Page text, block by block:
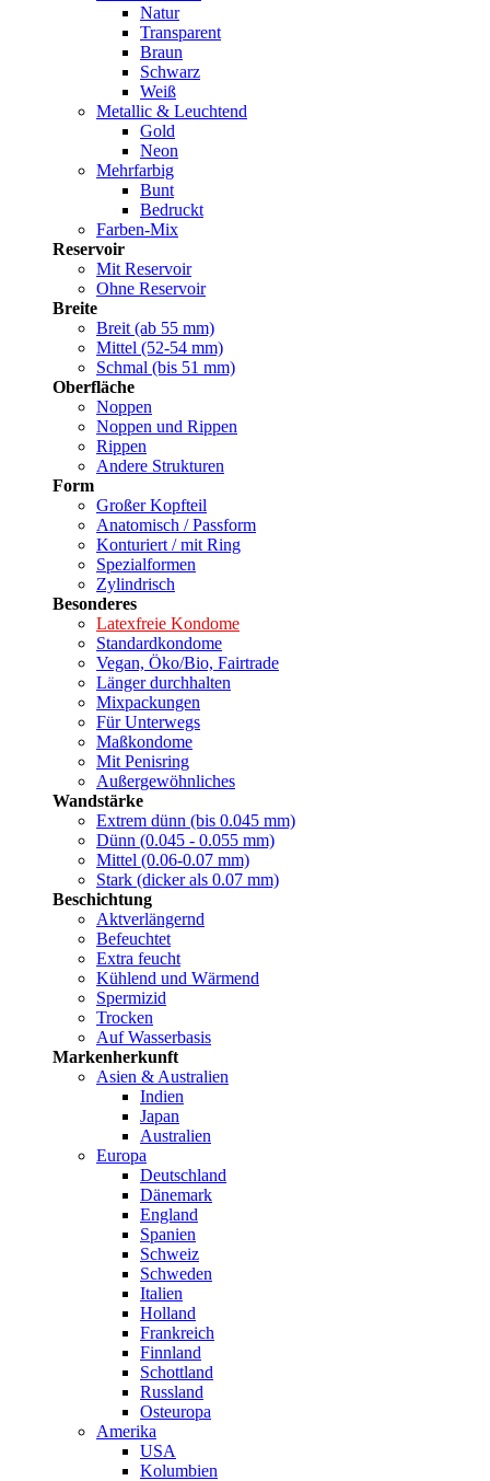
Natur
Transparent
Braun
Schwarz
Weiß
Metallic & Leuchtend
Gold
Neon
Mehrfarbig
Bunt
Bedruckt
Farben-Mix
Reservoir
Mit Reservoir
Ohne Reservoir
Breite
Breit (ab 55 mm)
Mittel (52-54 mm)
Schmal (bis 51 mm)
Oberfläche
Noppen
Noppen und Rippen
Rippen
Andere Strukturen
Form
Großer Kopfteil
Anatomisch / Passform
Konturiert / mit Ring
Spezialformen
Zylindrisch
Besonderes
Latexfreie Kondome
Standardkondome
Vegan, Öko/Bio, Fairtrade
Länger durchhalten
Mixpackungen
Für Unterwegs
Maßkondome
Mit Penisring
Außergewöhnliches
Wandstärke
Extrem dünn (bis 0.045 mm)
Dünn (0.045 - 0.055 mm)
Mittel (0.06-0.07 mm)
Stark (dicker als 0.07 mm)
Beschichtung
Aktverlängernd
Befeuchtet
Extra feucht
Kühlend und Wärmend
Spermizid
Trocken
Auf Wasserbasis
Markenherkunft
Asien & Australien
Indien
Japan
Australien
Europa
Deutschland
Dänemark
England
Spanien
Schweiz
Schweden
Italien
Holland
Frankreich
Finnland
Schottland
Russland
Osteuropa
Amerika
USA
Kolumbien